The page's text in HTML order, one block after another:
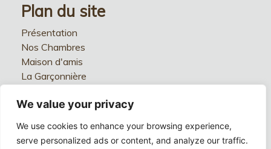
We value your privacy
We use cookies to enhance your browsing experience,
serve personalized ads or content, and analyze our traffic.
Plan du site
Présentation
Nos Chambres
Maison d'amis
La Garçonnière
Réception
Galerie Photos